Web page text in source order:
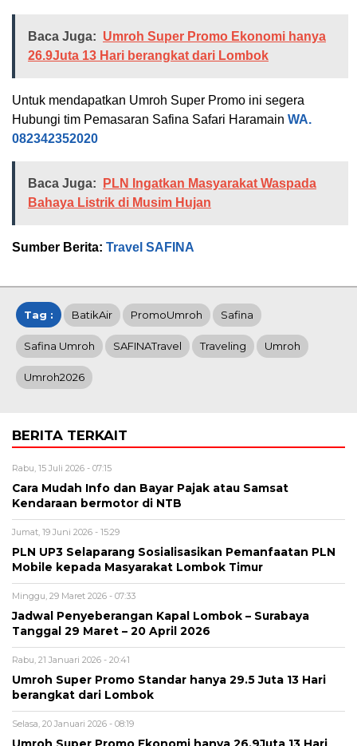
Baca Juga: Umroh Super Promo Ekonomi hanya
26.9Juta 13 Hari berangkat dari Lombok
Untuk mendapatkan Umroh Super Promo ini segera
Hubungi tim Pemasaran Safina Safari Haramain WA.
082342352020
Baca Juga:
PLN Ingatkan Masyarakat Waspada
Bahaya Listrik di Musim Hujan
Sumber Berita: Travel SAFINA
Tag : BatikAir PromoUmroh Safina
Safina Umroh SAFINATravel Traveling Umroh
Umroh2026
BERITA TERKAIT
Rabu, 15 Juli 2026 - 07:15
Cara Mudah Info dan Bayar Pajak atau Samsat
Kendaraan bermotor di NTB
Jumat, 19 Juni 2026 - 15:29
PLN UP3 Selaparang Sosialisasikan Pemanfaatan PLN
Mobile kepada Masyarakat Lombok Timur
Minggu, 29 Maret 2026 - 07:33
Jadwal Penyeberangan Kapal Lombok – Surabaya
Tanggal 29 Maret – 20 April 2026
Rabu, 21 Januari 2026 - 20:41
Umroh Super Promo Standar hanya 29.5 Juta 13 Hari
berangkat dari Lombok
Selasa, 20 Januari 2026 - 08:19